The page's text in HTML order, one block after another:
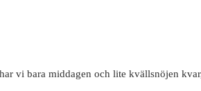
vi bara middagen och lite kvällsnöjen